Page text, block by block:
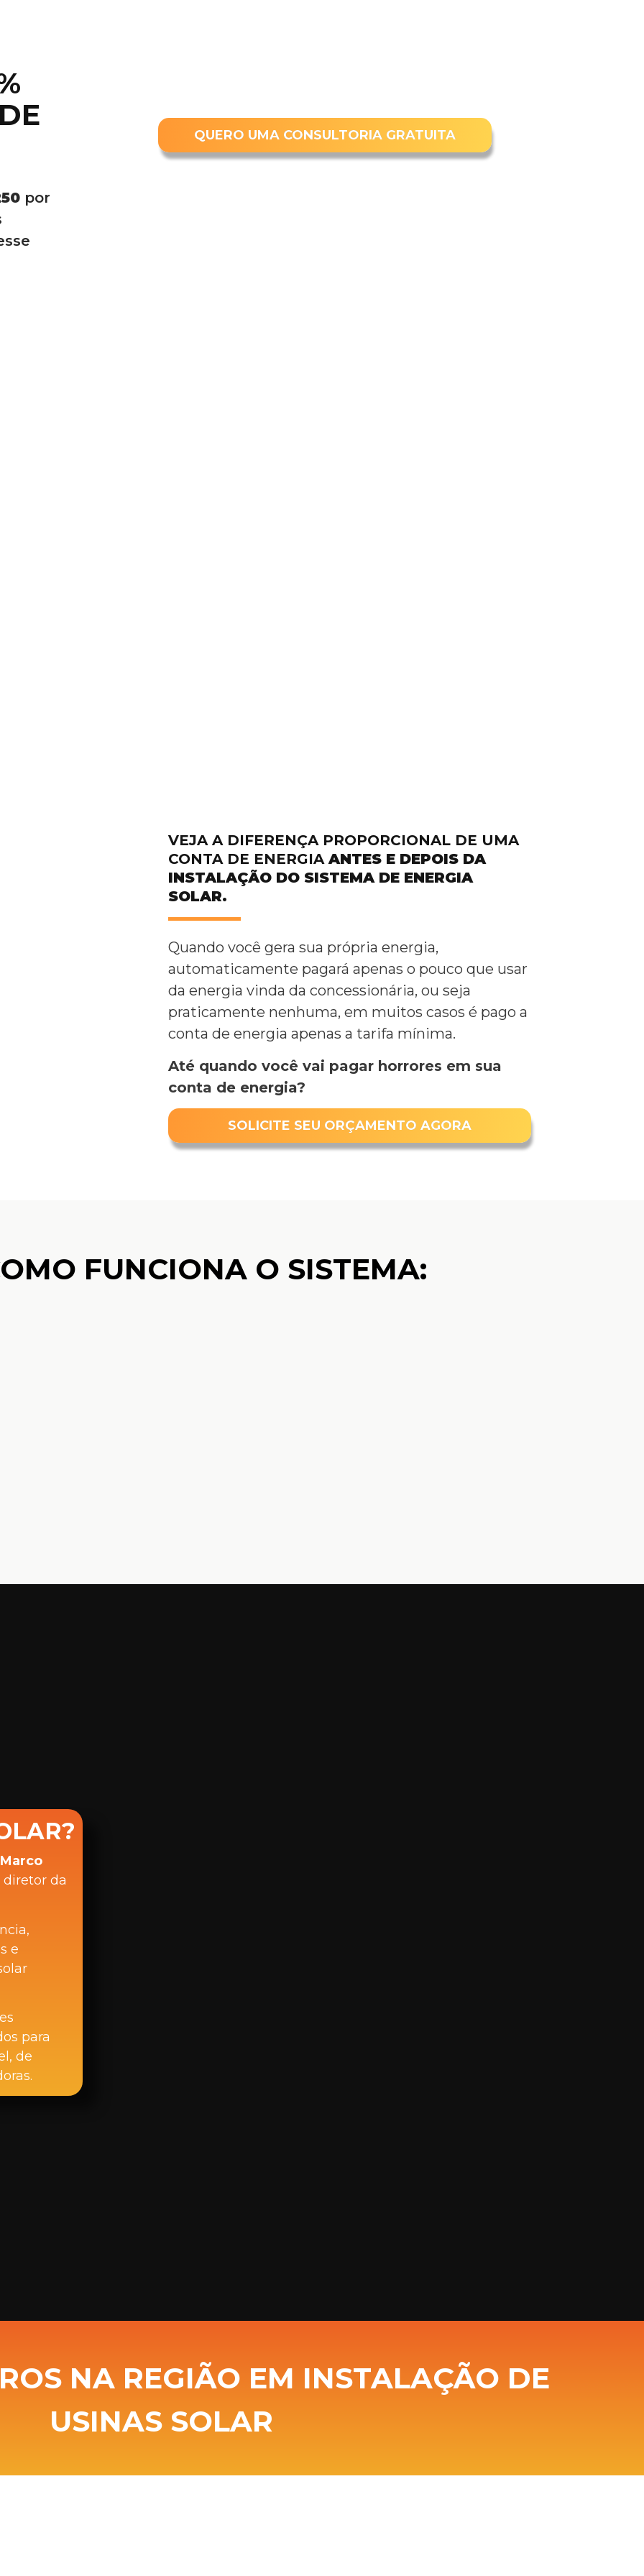
por
QUERO UMA CONSULTORIA GRATUITA
VEJA A DIFERENÇA PROPORCIONAL DE UMA
CONTA DE ENERGIAANTES E DEPOIS DA
INSTALAÇÃO DO SISTEMA DE ENERGIA
SOLAR.
Quando você gera sua própria energia,
automaticamente pagará apenas o pouco que usar
da energia vinda da concessionária, ou seja
praticamente nenhuma, em muitos casos é pago a
conta de energia apenas a tarifa mínima.
Até quando você vai pagar horrores em sua
conta de energia?
SOLICITE SEU ORÇAMENTO AGORA
FUNCIONA O SISTEMA:
Marco
da
e
para
de
NA REGIÃO EM INSTALAÇÃO DE
USINAS SOLAR